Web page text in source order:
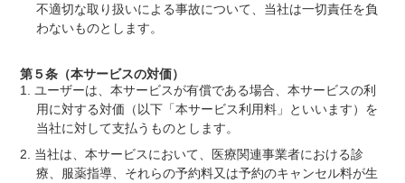
不適切な取り扱いによる事故について、当社は一切責任を負
わないものとします。
第５条（本サービスの対価）
ユーザーは、本サービスが有償である場合、本サービスの利
用に対する対価（以下「本サービス利用料」といいます）を
当社に対して支払うものとします。
当社は、本サービスにおいて、医療関連事業者における診
療、服薬指導、それらの予約料又は予約のキャンセル料が生